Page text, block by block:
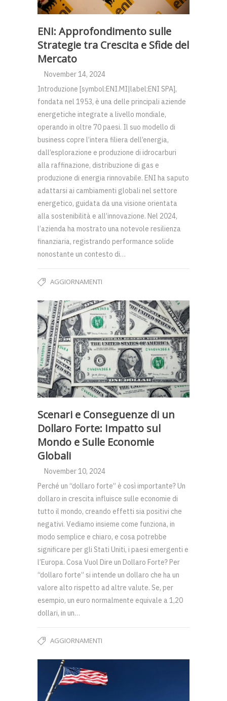
ENI: Approfondimento sulle
Strategie tra Crescita e Sfide del
Mercato
November 14, 2024
Introduzione [symbol:ENI.MI|label:ENI SPA],
fondata nel 1953, è una delle principali aziende
energetiche integrate a livello mondiale,
operando in oltre 70 paesi. Il suo modello di
business copre l’intera filiera dell’energia,
dall’esplorazione e produzione di idrocarburi
alla raffinazione, distribuzione di gas e
produzione di energia rinnovabile. ENI ha saputo
adattarsi ai cambiamenti globali nel settore
energetico, guidata da una visione orientata
alla sostenibilità e all’innovazione. Nel 2024,
l’azienda ha mostrato una notevole resilienza
finanziaria, registrando performance solide
nonostante un contesto di…
AGGIORNAMENTI
Scenari e Conseguenze di un
Dollaro Forte: Impatto sul
Mondo e Sulle Economie
Globali
November 10, 2024
Perché un “dollaro forte” è così importante? Un
dollaro in crescita influisce sulle economie di
tutto il mondo, creando effetti sia positivi che
negativi. Vediamo insieme come funziona, in
modo semplice e chiaro, e cosa potrebbe
significare per gli Stati Uniti, i paesi emergenti e
l’Europa. Cosa Vuol Dire un Dollaro Forte? Per
“dollaro forte” si intende un dollaro che ha un
valore alto rispetto ad altre valute. Se, per
esempio, un euro normalmente equivale a 1,20
dollari, in un…
AGGIORNAMENTI